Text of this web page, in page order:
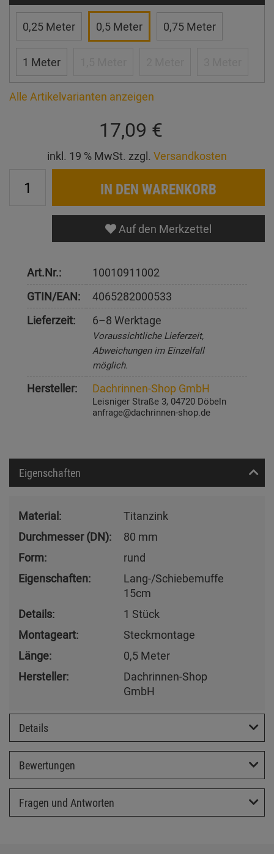
0,25 Meter 0,5 Meter 0,75 Meter
1 Meter
Alle Artikelvarianten anzeigen
17,09 €
inkl. 19 % MwSt. zzgl. Versandkosten
IN DEN WARENKORB
Auf den Merkzettel
Art.Nr.:
10010911002
GTIN/EAN:
4065282000533
Lieferzeit:
6–8 Werktage
Voraussichtliche Lieferzeit,
Abweichungen im Einzelfall
möglich.
Hersteller: Dachrinnen-Shop GmbH
Leisniger Straße 3, 04720 Döbeln
anfrage@dachrinnen-shop.de
Eigenschaften
Material:
Titanzink
Durchmesser (DN):
80 mm
Form:
rund
Eigenschaften:
Lang-/Schiebemuffe
15cm
Details:
1 Stück
Montageart:
Steckmontage
Länge:
0,5 Meter
Hersteller:
Dachrinnen-Shop
GmbH
Details
Bewertungen
Fragen und Antworten